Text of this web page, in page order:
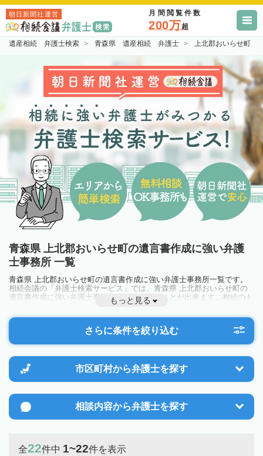
朝日新聞社運営 月間閲覧件数
200万超
遺産相続 弁護士検索 青森県 遺産相続 弁護士 上北郡おいらせ町
青森県 上北郡おいらせ町の遺言書作成に強い弁護
士事務所 一覧
青森県 上北郡おいらせ町の遺言書作成に強い弁護士事務所一覧です。
相続会議の「弁護士検索サービス」では、青森県 上北郡おいらせ町の
遺言書作成に強い弁護士事務所を一覧で見ることが出来ます。相続のト
ラブルやお悩みを抱えている方は一度近隣の弁護士に相談してみましょ
う。
もっと見る
さらに条件を絞り込む
市区町村から弁護士を探す
相談内容から弁護士を探す
全22件中 1~22件を表示